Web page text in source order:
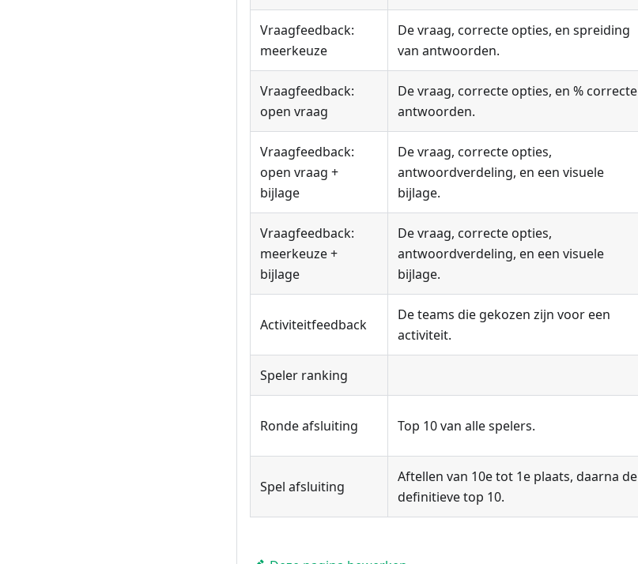
Vraagfeedback:
meerkeuze
De vraag, correcte opties, en spreiding
van antwoorden.
Vraagfeedback:
open vraag
De vraag, correcte opties, en % correcte
antwoorden.
Vraagfeedback:
open vraag +
bijlage
De vraag, correcte opties,
antwoordverdeling, en een visuele
bijlage.
Vraagfeedback:
meerkeuze +
bijlage
De vraag, correcte opties,
antwoordverdeling, en een visuele
bijlage.
Activiteitfeedback
De teams die gekozen zijn voor een
activiteit.
Speler ranking
Ronde afsluiting Top 10 van alle spelers.
Spel afsluiting
Aftellen van 10e tot 1e plaats, daarna de
definitieve top 10.